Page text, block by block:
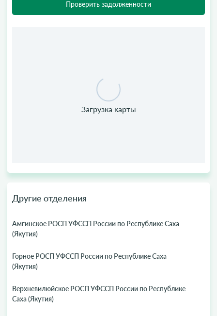
Проверить задолженности
Другие отделения
Амгинское РОСП УФССП России по Республике Саха
(Якутия)
Горное РОСП УФССП России по Республике Саха
(Якутия)
Верхневилюйское РОСП УФССП России по Республике
Саха (Якутия)